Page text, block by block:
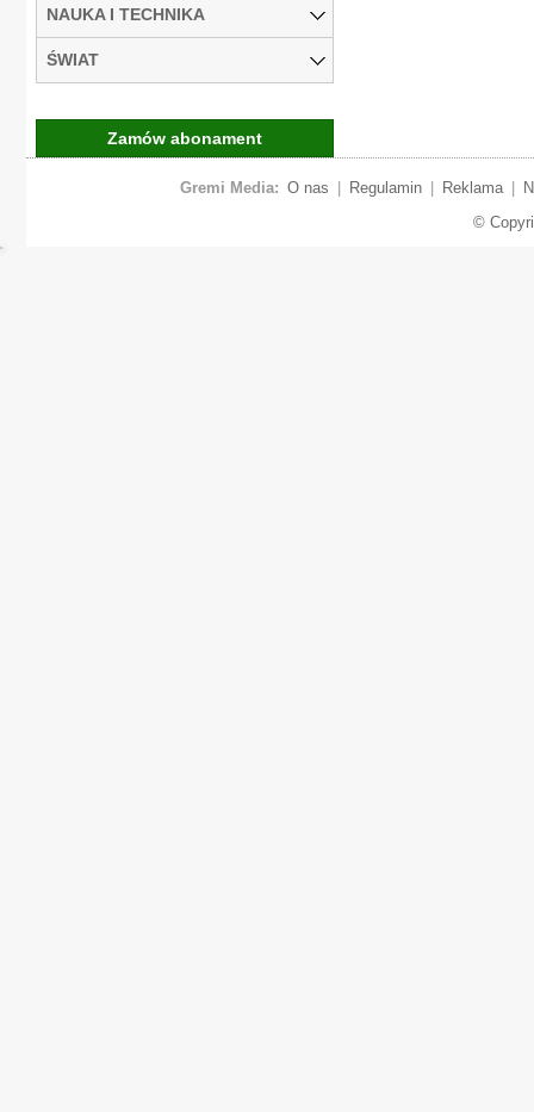
NAUKA I TECHNIKA
ŚWIAT
Zamów abonament
Gremi Media: O nas Regulamin Reklama
©